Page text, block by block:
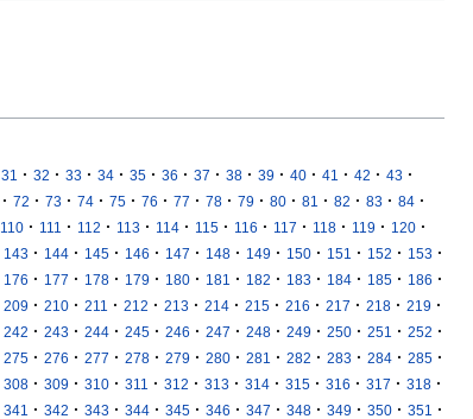
31 · 32 · 33 · 34 · 35 · 36 · 37 · 38 · 39 · 40 · 41 · 42 · 43 ·
· 72 · 73 · 74 · 75 · 76 · 77 · 78 · 79 · 80 · 81 · 82 · 83 · 84 ·
110 · 111 · 112 · 113 · 114 · 115 · 116 · 117 · 118 · 119 · 120 ·
143 · 144 · 145 · 146 · 147 · 148 · 149 · 150 · 151 · 152 · 153 ·
176 · 177 · 178 · 179 · 180 · 181 · 182 · 183 · 184 · 185 · 186 ·
209 · 210 · 211 · 212 · 213 · 214 · 215 · 216 · 217 · 218 · 219 ·
242 · 243 · 244 · 245 · 246 · 247 · 248 · 249 · 250 · 251 · 252 ·
275 · 276 · 277 · 278 · 279 · 280 · 281 · 282 · 283 · 284 · 285 ·
308 · 309 · 310 · 311 · 312 · 313 · 314 · 315 · 316 · 317 · 318 ·
341 · 342 · 343 · 344 · 345 · 346 · 347 · 348 · 349 · 350 · 351 ·